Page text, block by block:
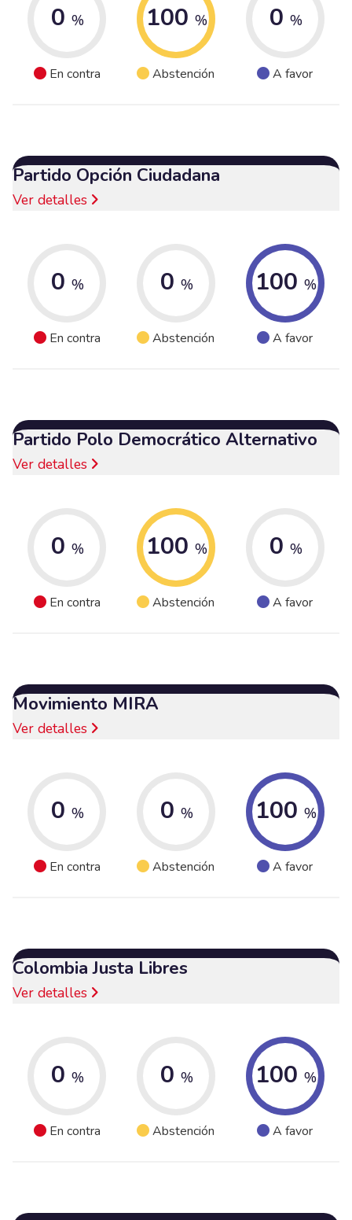
0 %
En contra
100 %
Abstención
0 %
A favor
Partido Opción Ciudadana
Ver detalles
0 %
En contra
0 %
Abstención
100 %
A favor
Partido Polo Democrático Alternativo
Ver detalles
0 %
En contra
100 %
Abstención
0 %
A favor
Movimiento MIRA
Ver detalles
0 %
En contra
0 %
Abstención
100 %
A favor
Colombia Justa Libres
Ver detalles
0 %
En contra
0 %
Abstención
100 %
A favor